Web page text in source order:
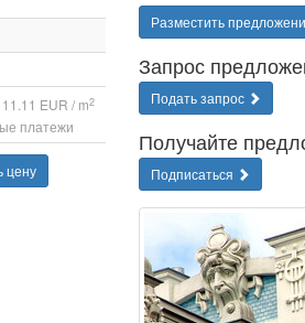
11.11 EUR / m2
платежи
цену
Разместить
Запрос
Подать запрос
Получайте
Подписаться